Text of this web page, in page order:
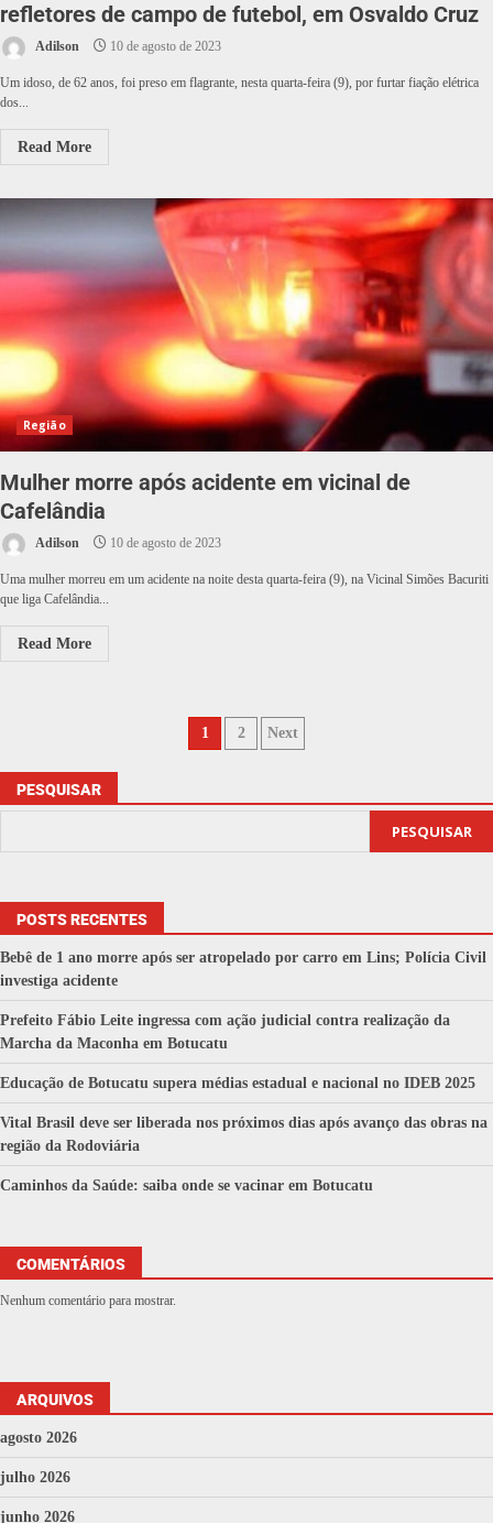
refletores de campo de futebol, em Osvaldo Cruz
Adilson 10 de agosto de 2023
Um idoso, de 62 anos, foi preso em flagrante, nesta quarta-feira (9), por furtar fiação elétrica
dos...
Read More
Região
Mulher morre após acidente em vicinal de
Cafelândia
Adilson 10 de agosto de 2023
Uma mulher morreu em um acidente na noite desta quarta-feira (9), na Vicinal Simões Bacuriti
que liga Cafelândia...
Read More
1 2 Next
PESQUISAR
PESQUISAR
POSTS RECENTES
Bebê de 1 ano morre após ser atropelado por carro em Lins; Polícia Civil
investiga acidente
Prefeito Fábio Leite ingressa com ação judicial contra realização da
Marcha da Maconha em Botucatu
Educação de Botucatu supera médias estadual e nacional no IDEB 2025
Vital Brasil deve ser liberada nos próximos dias após avanço das obras na
região da Rodoviária
Caminhos da Saúde: saiba onde se vacinar em Botucatu
COMENTÁRIOS
Nenhum comentário para mostrar.
ARQUIVOS
agosto 2026
julho 2026
junho 2026